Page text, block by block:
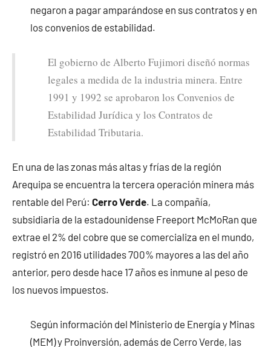
negaron a pagar amparándose en sus contratos y en
los convenios de estabilidad.
El gobierno de Alberto Fujimori diseñó normas
legales a medida de la industria minera. Entre
1991 y 1992 se aprobaron los Convenios de
Estabilidad Jurídica y los Contratos de
Estabilidad Tributaria.
En una de las zonas más altas y frías de la región
Arequipa se encuentra la tercera operación minera más
rentable del Perú: Cerro Verde. La compañía,
subsidiaria de la estadounidense Freeport McMoRan que
extrae el 2% del cobre que se comercializa en el mundo,
registró en 2016 utilidades 700% mayores a las del año
anterior, pero desde hace 17 años es inmune al peso de
los nuevos impuestos.
Según información del Ministerio de Energía y Minas
(MEM) y Proinversión, además de Cerro Verde, las